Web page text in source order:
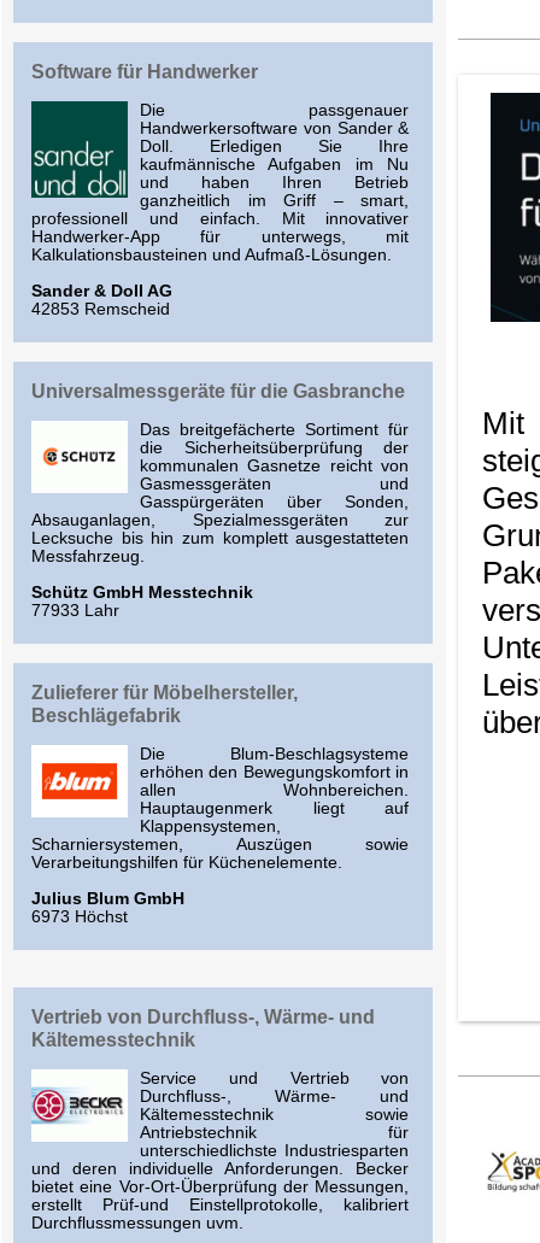
Software für Handwerker
Die passgenauer
Handwerkersoftware von Sander &
Doll. Erledigen Sie Ihre
kaufmännische Aufgaben im Nu
und haben Ihren Betrieb
ganzheitlich im Griff – smart,
professionell und einfach. Mit innovativer
Handwerker-App für unterwegs, mit
Kalkulationsbausteinen und Aufmaß-Lösungen.
Sander & Doll AG
42853 Remscheid
Universalmessgeräte für die Gasbranche
Das breitgefächerte Sortiment für
die Sicherheitsüberprüfung der
kommunalen Gasnetze reicht von
Gasmessgeräten und
Gasspürgeräten über Sonden,
Absauganlagen, Spezialmessgeräten zur
Lecksuche bis hin zum komplett ausgestatteten
Messfahrzeug.
Schütz GmbH Messtechnik
77933 Lahr
Zulieferer für Möbelhersteller,
Beschlägefabrik
Die Blum-Beschlagsysteme
erhöhen den Bewegungskomfort in
allen Wohnbereichen.
Hauptaugenmerk liegt auf
Klappensystemen,
Scharniersystemen, Auszügen sowie
Verarbeitungshilfen für Küchenelemente.
Julius Blum GmbH
6973 Höchst
Vertrieb von Durchfluss-, Wärme- und
Kältemesstechnik
Service und Vertrieb von
Durchfluss-, Wärme- und
Kältemesstechnik sowie
Antriebstechnik für
unterschiedlichste Industriesparten
und deren individuelle Anforderungen. Becker
bietet eine Vor-Ort-Überprüfung der Messungen,
erstellt Prüf-und Einstellprotokolle, kalibriert
Durchflussmessungen uvm.
Mit